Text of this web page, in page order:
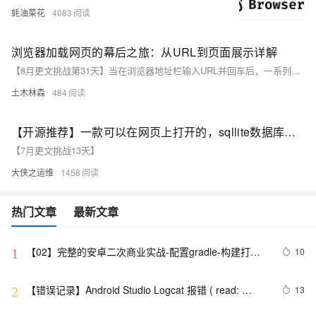
蚝油菜花 4083
浏览器加载网页的幕后之旅：从URL到页面展示详解
【8月更文挑战第31天】当在浏览器地址栏输入URL并回车后，一系列复杂过程随即启动，包括DNS解析、TCP连接建立、HTTP请求发送、服务器请求处理及响应返回，最后是浏览器页面渲染。这一流程涉及网络通信、服务器处理和客户端渲染等多个环节。通过示例代码，本文详细解释了每个步骤，帮助读者深入理解Web应用程序的工作机制，从而在开发过程中作出更优决策。
土木林森 484
【开源推荐】一款可以在网页上打开的，sqllite数据库浏览器
【7月更文挑战13天】
大侠之运维 1458
热门文章 最新文章
1
【02】完整的安卓二次商业实战-配置gradle-构建打包
10
2
【错误记录】Android Studio Logcat 报错 ( read:
13